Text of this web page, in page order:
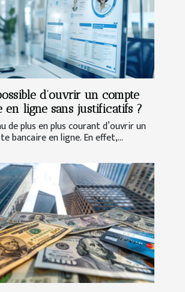
d’ouvrir un compte
en ligne sans justificatifs ?
de plus en plus courant d’ouvrir un
bancaire en ligne. En effet,...